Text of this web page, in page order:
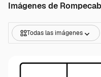
Imágenes de
Todas las imágenes